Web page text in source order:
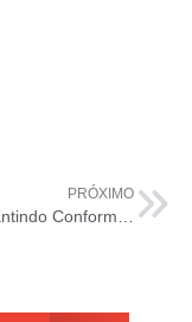
PRÓXIMO